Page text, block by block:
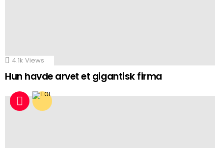
4.1k Views
Hun havde arvet et gigantisk firma